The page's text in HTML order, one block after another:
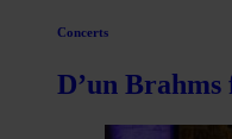
Concerts
D’un